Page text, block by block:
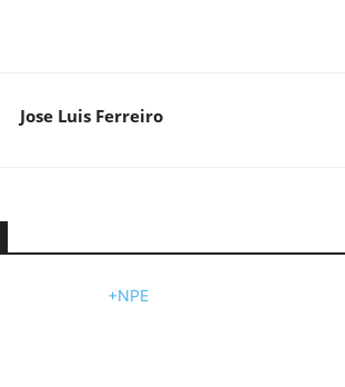
Jose Luis Ferreiro
+NPE